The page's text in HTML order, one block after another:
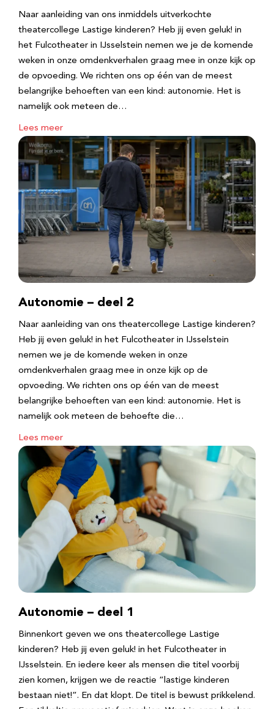
Naar aanleiding van ons inmiddels uitverkochte
theatercollege Lastige kinderen? Heb jij even geluk! in
het Fulcotheater in IJsselstein nemen we je de komende
weken in onze omdenkverhalen graag mee in onze kijk op
de opvoeding. We richten ons op één van de meest
belangrijke behoeften van een kind: autonomie. Het is
namelijk ook meteen de…
Lees meer
Autonomie – deel 2
Naar aanleiding van ons theatercollege Lastige kinderen?
Heb jij even geluk! in het Fulcotheater in IJsselstein
nemen we je de komende weken in onze
omdenkverhalen graag mee in onze kijk op de
opvoeding. We richten ons op één van de meest
belangrijke behoeften van een kind: autonomie. Het is
namelijk ook meteen de behoefte die…
Lees meer
Autonomie – deel 1
Binnenkort geven we ons theatercollege Lastige
kinderen? Heb jij even geluk! in het Fulcotheater in
IJsselstein. En iedere keer als mensen die titel voorbij
zien komen, krijgen we de reactie “lastige kinderen
bestaan niet!”. En dat klopt. De titel is bewust prikkelend.